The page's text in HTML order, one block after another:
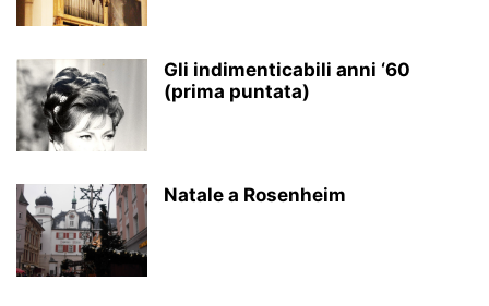
Gli indimenticabili anni ‘60
(prima puntata)
Natale a Rosenheim